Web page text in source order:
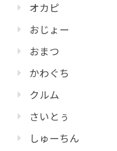
オカピ
おじょー
おまつ
かわぐち
クルム
さいとぅ
しゅーちん